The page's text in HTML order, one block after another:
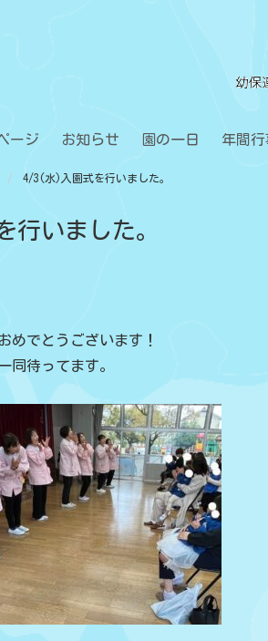
ージ お知らせ 園の一日 年間行
4/3(水)入園式を行いました。
いました。
めでとうございます！
同待ってます。